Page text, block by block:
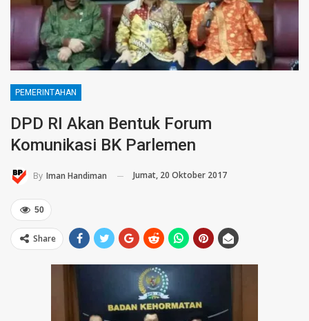
PEMERINTAHAN
DPD RI Akan Bentuk Forum
Komunikasi BK Parlemen
By Iman Handiman Jumat, 20 Oktober 2017
50
Share